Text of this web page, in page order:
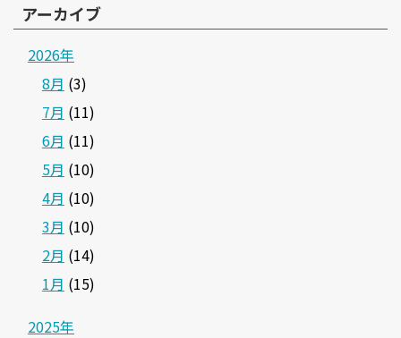
アーカイブ
2026年
8月 (3)
7月 (11)
6月 (11)
5月 (10)
4月 (10)
3月 (10)
2月 (14)
1月 (15)
2025年